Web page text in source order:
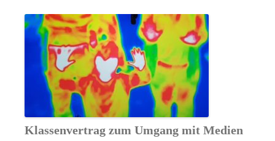
Klassenvertrag zum Umgang mit Medien